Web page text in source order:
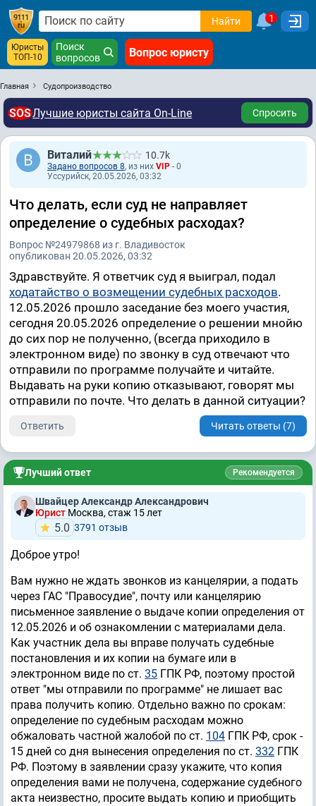
Найти 1
Юристы
ТОП-10
Поиск
вопросов
Вопрос юристу
Главная Судопроизводство
SOSЛучшие юристы сайта On-Line Спросить
Виталий 10.7k
Задано вопросов 8, из них VIP - 0
Уссурийск, 20.05.2026, 03:32
Что делать, если суд не направляет
определение о судебных расходах?
Вопрос №24979868 из г. Владивосток
опубликован 20.05.2026, 03:32
Здравствуйте. Я ответчик суд я выиграл, подал
ходатайство о возмещении судебных расходов.
12.05.2026 прошло заседание без моего участия,
сегодня 20.05.2026 определение о решении мнойю
до сих пор не полученно, (всегда приходило в
электронном виде) по звонку в суд отвечают что
отправили по программе получайте и читайте.
Выдавать на руки копию отказывают, говорят мы
отправили по почте. Что делать в данной ситуации?
Ответить Читать ответы (7)
Лучший ответ Рекомендуется
Швайцер Александр Александрович
Юрист Москва, стаж 15 лет
5.0 3791 отзыв
Доброе утро!
Вам нужно не ждать звонков из канцелярии, а подать
через ГАС "Правосудие", почту или канцелярию
письменное заявление о выдаче копии определения от
12.05.2026 и об ознакомлении с материалами дела.
Как участник дела вы вправе получать судебные
постановления и их копии на бумаге или в
электронном виде по ст. 35 ГПК РФ, поэтому простой
ответ "мы отправили по программе" не лишает вас
права получить копию. Отдельно важно по срокам:
определение по судебным расходам можно
обжаловать частной жалобой по ст. 104 ГПК РФ, срок -
15 дней со дня вынесения определения по ст. 332 ГПК
РФ. Поэтому в заявлении сразу укажите, что копия
определения вами не получена, содержание судебного
акта неизвестно, просите выдать копию и приобщить